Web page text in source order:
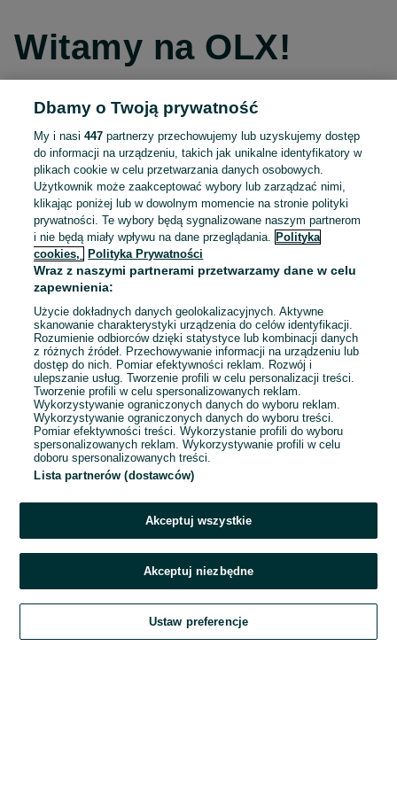
Witamy na OLX!
Kontynuuj przez Facebooka
Kontynuuj przez konto Apple
Kontynuuj przez konto Google
LUB
E-mail
Hasło
Zaloguj się
Kontynuując za pośrednictwem jednego z dostawców wskazanych powyżej,
OLX.pl w jego aktualnym brzmieniu.
Dbamy o Twoją prywatność
My i nasi447 partnerzy przechowujemy lub uzyskujemy dostęp
do informacji na urządzeniu, takich jak unikalne identyfikatory w
plikach cookie w celu przetwarzania danych osobowych.
Użytkownik może zaakceptować wybory lub zarządzać nimi,
klikając poniżej lub w dowolnym momencie na stronie polityki
prywatności. Te wybory będą sygnalizowane naszym partnerom
i nie będą miały wpływu na dane przeglądania.
Polityka
cookies,
Polityka Prywatności
Wraz z naszymi partnerami przetwarzamy dane w celu
zapewnienia:
Użycie dokładnych danych geolokalizacyjnych. Aktywne
skanowanie charakterystyki urządzenia do celów identyfikacji.
Rozumienie odbiorców dzięki statystyce lub kombinacji danych
z różnych źródeł. Przechowywanie informacji na urządzeniu lub
dostęp do nich. Pomiar efektywności reklam. Rozwój i
ulepszanie usług. Tworzenie profili w celu personalizacji treści.
Tworzenie profili w celu spersonalizowanych reklam.
Wykorzystywanie ograniczonych danych do wyboru reklam.
Wykorzystywanie ograniczonych danych do wyboru treści.
Pomiar efektywności treści. Wykorzystanie profili do wyboru
spersonalizowanych reklam. Wykorzystywanie profili w celu
doboru spersonalizowanych treści.
Lista partnerów (dostawców)
Akceptuj wszystkie
Akceptuj niezbędne
Ustaw preferencje